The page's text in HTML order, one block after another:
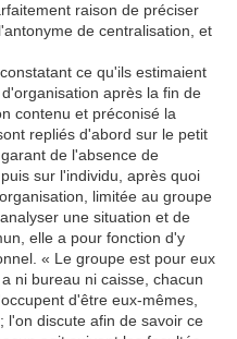
raison de préciser
de centralisation, et
ce qu'ils estimaient
après la fin de
contenu et préconisé la
repliés d'abord sur le petit
de l'absence de
sur l'individu, après quoi
limitée au groupe
une situation et de
elle a pour fonction d'y
« Le groupe est pour eux
ni bureau ni caisse, chacun
d'être eux-mêmes,
l'on discute afin de savoir ce